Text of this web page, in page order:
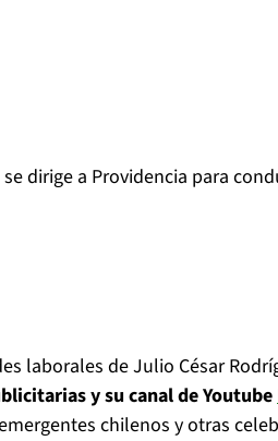
dirige a Providencia para
laborales de Julio César
y su canal de Youtube
chilenos y otras